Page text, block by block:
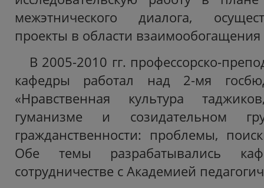
межэтнического диалога,
проекты в области взаимообогащения
В 2005-2010 гг. профессорско-
кафедры работал над 2-мя
«Нравственная культура
гуманизме и созидательном
гражданственности: проблемы,
Обе темы разрабатывались
сотрудничестве с Академией